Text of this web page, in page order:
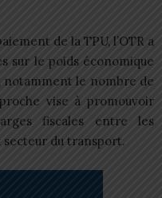
de la TPU, l’OTR a
sur le poids économique
notamment le nombre de
vise à promouvoir
fiscales entre les
du transport.